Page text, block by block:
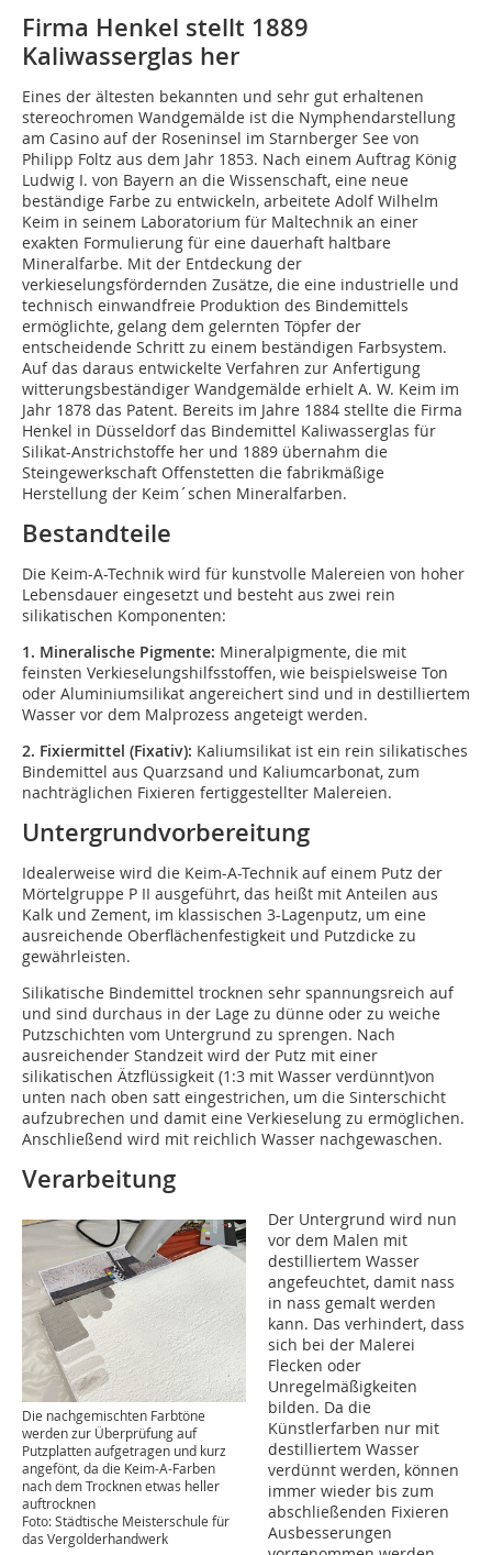
Firma Henkel stellt 1889
Kaliwasserglas her
Eines der ältesten bekannten und sehr gut erhaltenen
stereochromen Wandgemälde ist die Nymphendarstellung
am Casino auf der Roseninsel im Starnberger See von
Philipp Foltz aus dem Jahr 1853. Nach einem Auftrag König
Ludwig I. von Bayern an die Wissenschaft, eine neue
beständige Farbe zu entwickeln, arbeitete Adolf Wilhelm
Keim in seinem Laboratorium für Maltechnik an einer
exakten Formulierung für eine dauerhaft haltbare
Mineralfarbe. Mit der Entdeckung der
verkieselungsfördernden Zusätze, die eine industrielle und
technisch einwandfreie Produktion des Bindemittels
ermöglichte, gelang dem gelernten Töpfer der
entscheidende Schritt zu einem beständigen Farbsystem.
Auf das daraus entwickelte Verfahren zur Anfertigung
witterungsbeständiger Wandgemälde erhielt A. W. Keim im
Jahr 1878 das Patent. Bereits im Jahre 1884 stellte die Firma
Henkel in Düsseldorf das Bindemittel Kaliwasserglas für
Silikat-Anstrichstoffe her und 1889 übernahm die
Steingewerkschaft Offenstetten die fabrikmäßige
Herstellung der Keim´schen Mineralfarben.
Bestandteile
Die Keim-A-Technik wird für kunstvolle Malereien von hoher
Lebensdauer eingesetzt und besteht aus zwei rein
silikatischen Komponenten:
1. Mineralische Pigmente: Mineralpigmente, die mit
feinsten Verkieselungshilfsstoffen, wie beispielsweise Ton
oder Aluminiumsilikat angereichert sind und in destilliertem
Wasser vor dem Malprozess angeteigt werden.
2. Fixiermittel (Fixativ): Kaliumsilikat ist ein rein silikatisches
Bindemittel aus Quarzsand und Kaliumcarbonat, zum
nachträglichen Fixieren fertiggestellter Malereien.
Untergrundvorbereitung
Idealerweise wird die Keim-A-Technik auf einem Putz der
Mörtelgruppe P II ausgeführt, das heißt mit Anteilen aus
Kalk und Zement, im klassischen 3-Lagenputz, um eine
ausreichende Oberflächenfestigkeit und Putzdicke zu
gewährleisten.
Silikatische Bindemittel trocknen sehr spannungsreich auf
und sind durchaus in der Lage zu dünne oder zu weiche
Putzschichten vom Untergrund zu sprengen. Nach
ausreichender Standzeit wird der Putz mit einer
silikatischen Ätzflüssigkeit (1:3 mit Wasser verdünnt)von
unten nach oben satt eingestrichen, um die Sinterschicht
aufzubrechen und damit eine Verkieselung zu ermöglichen.
Anschließend wird mit reichlich Wasser nachgewaschen.
Verarbeitung
Die nachgemischten Farbtöne
werden zur Überprüfung auf
Putzplatten aufgetragen und kurz
angefönt, da die Keim-A-Farben
nach dem Trocknen etwas heller
auftrocknen
Foto: Städtische Meisterschule für
das Vergolderhandwerk
Der Untergrund wird nun
vor dem Malen mit
destilliertem Wasser
angefeuchtet, damit nass
in nass gemalt werden
kann. Das verhindert, dass
sich bei der Malerei
Flecken oder
Unregelmäßigkeiten
bilden. Da die
Künstlerfarben nur mit
destilliertem Wasser
verdünnt werden, können
immer wieder bis zum
abschließenden Fixieren
Ausbesserungen